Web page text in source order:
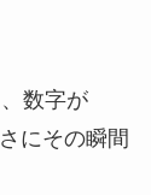
数字が
にその瞬間